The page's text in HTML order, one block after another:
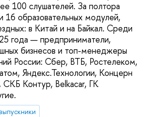
100 слушателей. За полтора
16 образовательных модулей,
в Китай и на Байкал. Среди
года — предприниматели,
бизнесов и топ-менеджеры
России: Сбер, ВТБ, Ростелеком,
Яндекс.Технологии, Концерн
Контур, Belkacar, ГК